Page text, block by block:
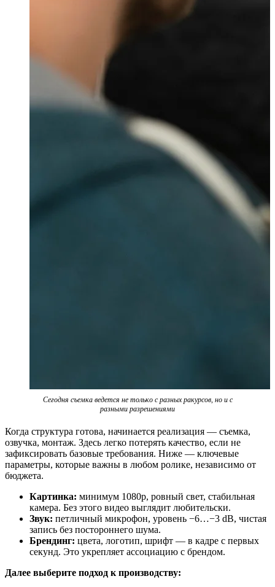
Сегодня съемка ведется не только с разных ракурсов, но и с
разными разрешениями
Когда структура готова, начинается реализация — съемка,
озвучка, монтаж. Здесь легко потерять качество, если не
зафиксировать базовые требования. Ниже — ключевые
параметры, которые важны в любом ролике, независимо от
бюджета.
Картинка: минимум 1080p, ровный свет, стабильная
камера. Без этого видео выглядит любительски.
Звук: петличный микрофон, уровень −6…−3 dB, чистая
запись без постороннего шума.
Брендинг: цвета, логотип, шрифт — в кадре с первых
секунд. Это укрепляет ассоциацию с брендом.
Далее выберите подход к производству: